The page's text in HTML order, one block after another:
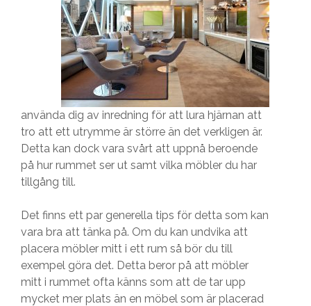
använda dig av inredning för att lura hjärnan att
tro att ett utrymme är större än det verkligen är.
Detta kan dock vara svårt att uppnå beroende
på hur rummet ser ut samt vilka möbler du har
tillgång till.
Det finns ett par generella tips för detta som kan
vara bra att tänka på. Om du kan undvika att
placera möbler mitt i ett rum så bör du till
exempel göra det. Detta beror på att möbler
mitt i rummet ofta känns som att de tar upp
mycket mer plats än en möbel som är placerad